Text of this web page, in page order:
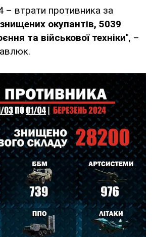
– втрати противника за
окупантів, 5039
та військової техніки", –